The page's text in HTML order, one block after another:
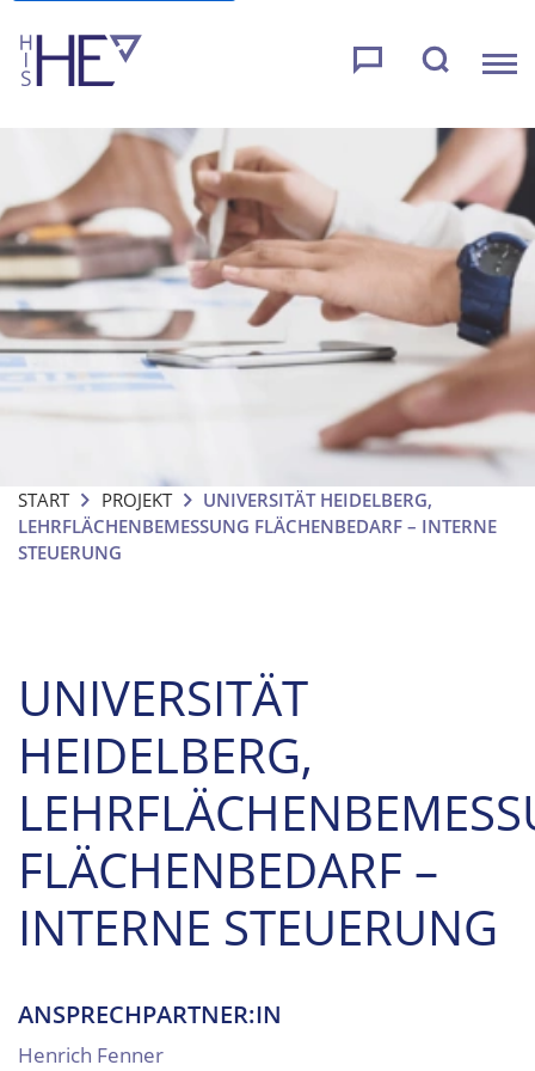
START PROJEKT
UNIVERSITÄT HEIDELBERG,
LEHRFLÄCHENBEMESSUNG FLÄCHENBEDARF – INTERNE
STEUERUNG
UNIVERSITÄT
HEIDELBERG,
FLÄCHENBEDARF –
INTERNE STEUERUNG
ANSPRECHPARTNER:IN
Henrich Fenner